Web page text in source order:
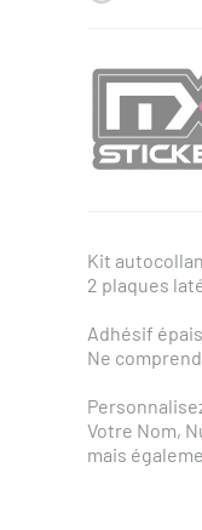
Kit
2 plaques
Adhésif
Ne
Votre Nom,
mais